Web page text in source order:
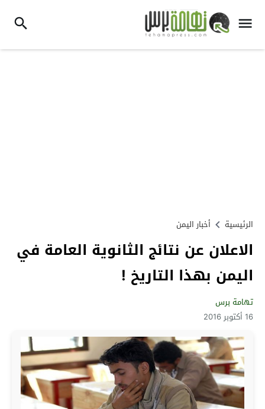
الرئيسية أخبار اليمن
الاعلان عن نتائج الثانوية العامة في
اليمن بهذا التاريخ !
تهامة برس
16 أكتوبر 2016